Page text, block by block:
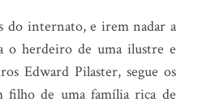
do internato, e irem nadar a
o herdeiro de uma ilustre e
Edward Pilaster, segue os
filho de uma família rica de